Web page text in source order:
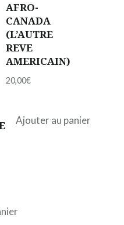
AFRO-
CANADA
(L’AUTRE
REVE
AMERICAIN)
20,00€
Ajouter au panier